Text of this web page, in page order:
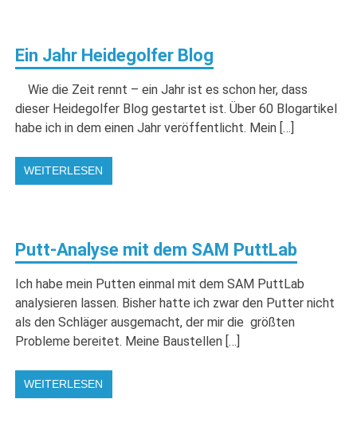
Ein Jahr Heidegolfer Blog
Wie die Zeit rennt – ein Jahr ist es schon her, dass
dieser Heidegolfer Blog gestartet ist. Über 60 Blogartikel
habe ich in dem einen Jahr veröffentlicht. Mein […]
WEITERLESEN
Putt-Analyse mit dem SAM PuttLab
Ich habe mein Putten einmal mit dem SAM PuttLab
analysieren lassen. Bisher hatte ich zwar den Putter nicht
als den Schläger ausgemacht, der mir die größten
Probleme bereitet. Meine Baustellen […]
WEITERLESEN